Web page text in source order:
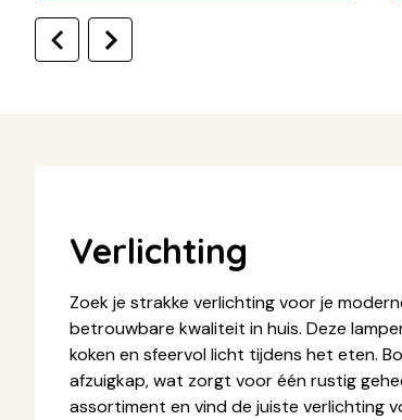
Verlichting
Zoek je strakke verlichting voor je
betrouwbare kwaliteit in huis. Deze
koken en sfeervol licht tijdens het eten.
afzuigkap, wat zorgt voor één rustig
assortiment en vind de juiste verlichting